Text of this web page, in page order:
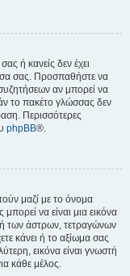
ή κανείς δεν έχει
σας. Προσπαθήστε να
αν μπορεί να
το πακέτο γλώσσας δεν
Περισσότερες
phpBB®.
μαζί με το όνομα
να είναι μια εικόνα
των άστρων, τετραγώνων
κάνει ή το αξίωμα σας
εικόνα είναι γνωστή
κάθε μέλος.